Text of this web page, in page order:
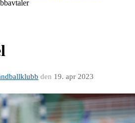
den 19. apr 2023